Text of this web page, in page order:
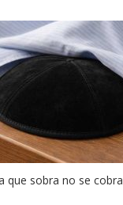
que sobra no se cobra